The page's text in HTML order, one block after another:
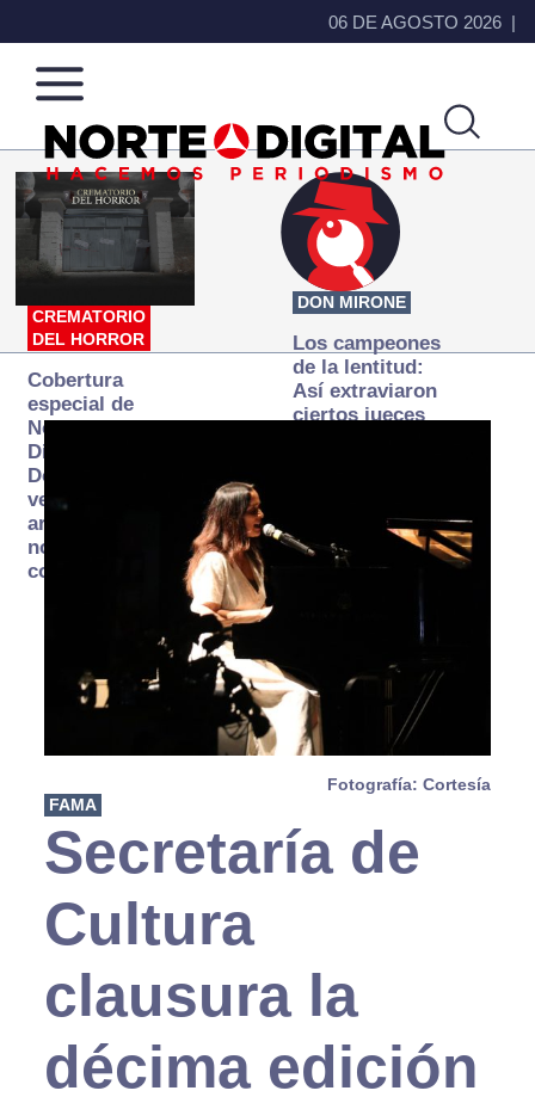
06 DE AGOSTO 2026
Norte
de
Ciudad
Más
que
noticias,
hacemos periodismo
CREMATORIO
DEL HORROR
Cobertura
especial de
Norte
Digital:
Donde la
verdad
arde… pero
no se
consume
DON MIRONE
Los campeones
de la lentitud:
Así extraviaron
ciertos jueces
Fotografía: Cortesía
FAMA
Secretaría de
Cultura
clausura la
décima edición